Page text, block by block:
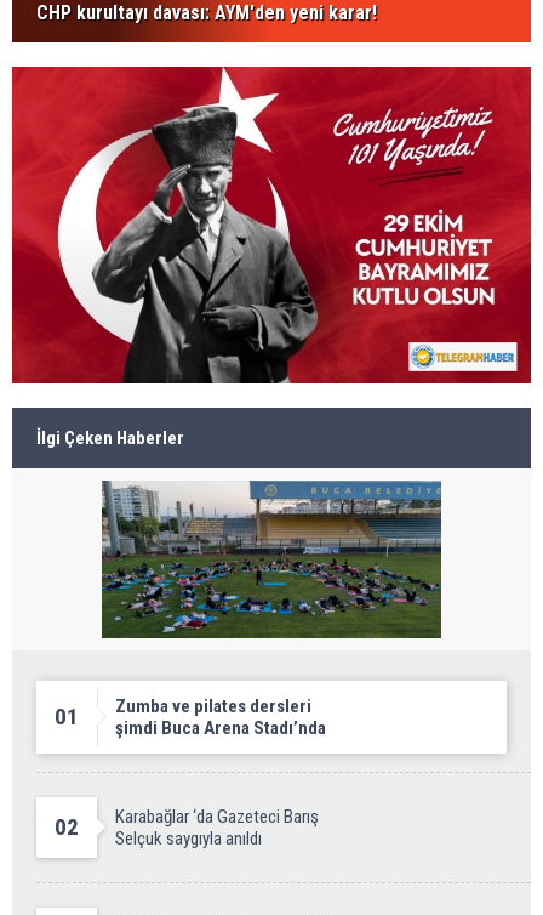
CHP kurultayı davası: AYM'den yeni karar!
İlgi Çeken Haberler
01
Zumba ve pilates dersleri
şimdi Buca Arena Stadı’nda
02
Karabağlar ‘da Gazeteci Barış
Selçuk saygıyla anıldı